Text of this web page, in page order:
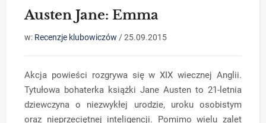
Austen Jane: Emma
w: Recenzje klubowiczów /25.09.2015
Akcja powieści rozgrywa się w XIX wiecznej Anglii.
Tytułowa bohaterka książki Jane Austen to 21-letnia
dziewczyna o niezwykłej urodzie, uroku osobistym
oraz nieprzeciętnej inteligencji. Pomimo wielu zalet